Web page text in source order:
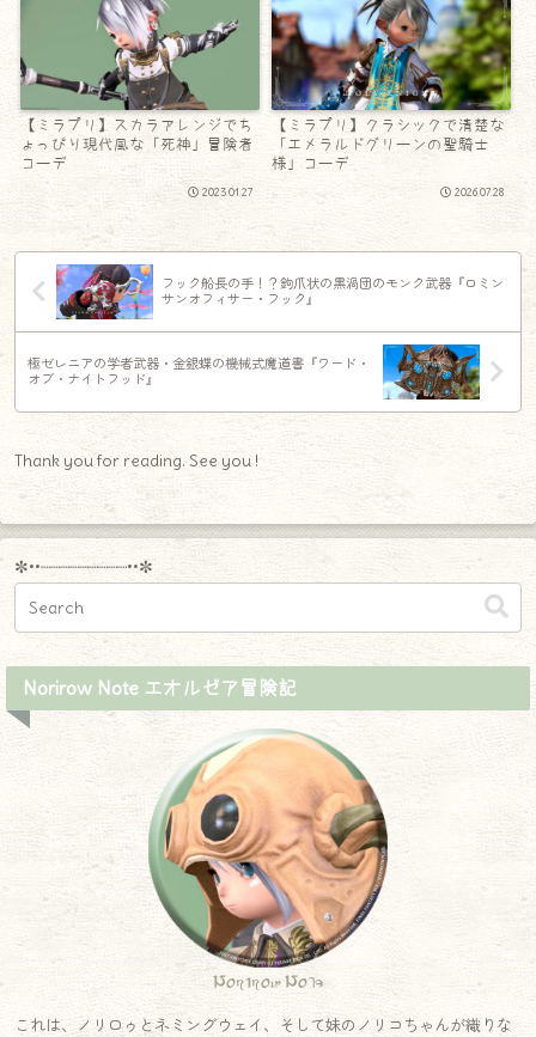
【ミラプリ】スカラアレンジでち
ょっぴり現代風な「死神」冒険者
コーデ
2023.01.27
【ミラプリ】クラシックで清楚な
「エメラルドグリーンの聖騎士
様」コーデ
2026.07.28
フック船長の手！？鉤爪状の黒渦団のモンク武器『ロミン
サンオフィサー・フック』
極ゼレニアの学者武器・金銀蝶の機械式魔道書『ワード・
オブ・ナイトフッド』
Thank you for reading. See you !
✼••┈┈┈┈┈┈┈┈┈••✼
Norirow Note エオルゼア冒険記
Norirow Note
これは、ノリロゥとネミングウェイ、そして妹のノリコちゃんが織りな